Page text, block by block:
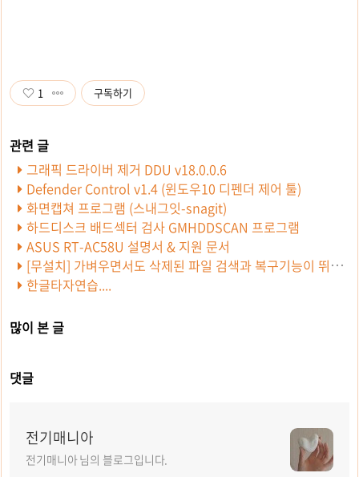
1 구독하기
그래픽 드라이버 제거 DDU v18.0.0.6
Defender Control v1.4 (윈도우10 디펜더 제어 툴)
화면캡쳐 프로그램 (스내그잇-snagit)
하드디스크 배드섹터 검사 GMHDDSCAN 프로그램
ASUS RT-AC58U 설명서 & 지원 문서
[무설치] 가벼우면서도 삭제된 파일 검색과 복구기능이 뛰어난 Recuva v1.52.1086 한글 펌
한글타자연습....
많이 본 글
댓글
전기매니아
전기매니아 님의 블로그입니다.